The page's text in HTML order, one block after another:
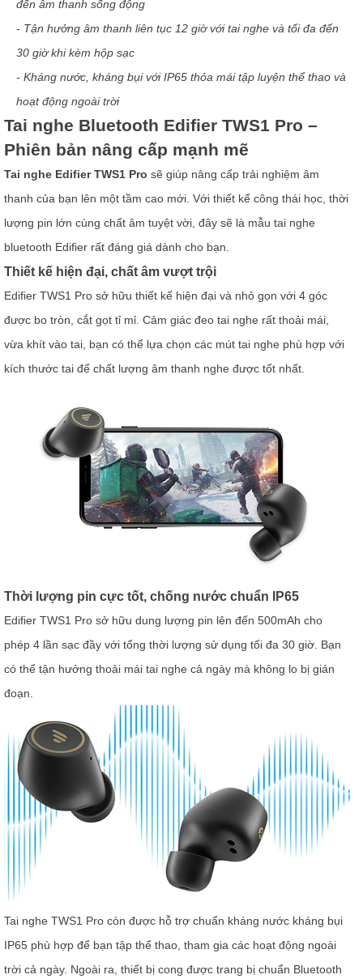
đến âm thanh sống động
- Tận hưởng âm thanh liên tục 12 giờ với tai nghe và tối đa đến
30 giờ khi kèm hộp sạc
- Kháng nước, kháng bụi với IP65 thỏa mái tập luyện thể thao và
hoạt động ngoài trời
Tai nghe Bluetooth Edifier TWS1 Pro –
Phiên bản nâng cấp mạnh mẽ
Tai nghe Edifier TWS1 Pro sẽ giúp nâng cấp trải nghiệm âm
thanh của bạn lên một tầm cao mới. Với thiết kế công thái học, thời
lượng pin lớn cùng chất âm tuyệt vời, đây sẽ là mẫu tai nghe
bluetooth Edifier rất đáng giá dành cho bạn.
Thiết kế hiện đại, chất âm vượt trội
Edifier TWS1 Pro sở hữu thiết kế hiện đại và nhỏ gọn với 4 góc
được bo tròn, cắt gọt tỉ mỉ. Cảm giác đeo tai nghe rất thoải mái,
vừa khít vào tai, bạn có thể lựa chọn các mút tai nghe phù hợp với
kích thước tai để chất lượng âm thanh nghe được tốt nhất.
Thời lượng pin cực tốt, chống nước chuẩn IP65
Edifier TWS1 Pro sở hữu dung lượng pin lên đến 500mAh cho
phép 4 lần sạc đầy với tổng thời lượng sử dụng tối đa 30 giờ. Bạn
có thể tận hưởng thoải mái tai nghe cả ngày mà không lo bị gián
đoạn.
Tai nghe TWS1 Pro còn được hỗ trợ chuẩn kháng nước kháng bụi
IP65 phù hợp để bạn tập thể thao, tham gia các hoạt động ngoài
trời cả ngày. Ngoài ra, thiết bị cong được trang bị chuẩn Bluetooth